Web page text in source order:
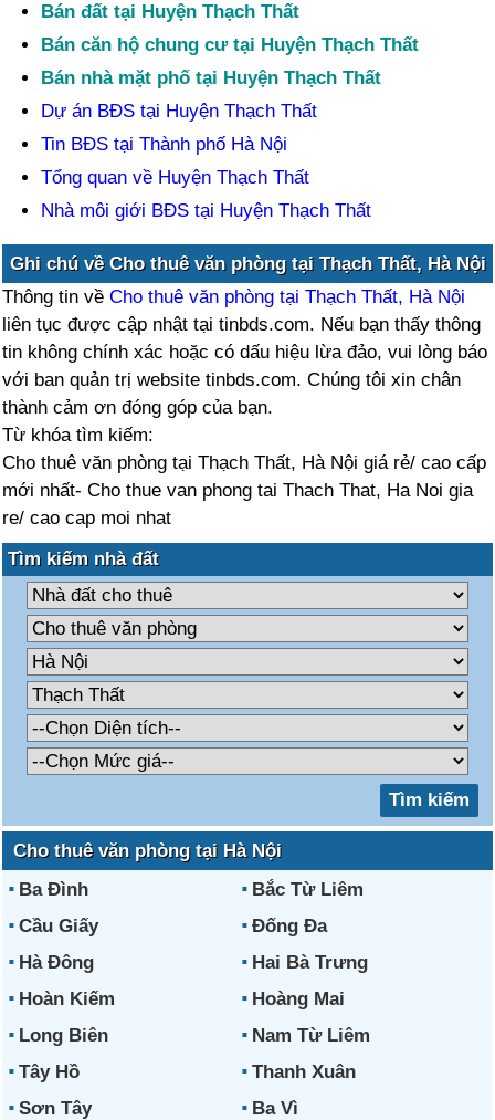
Bán đất tại Huyện Thạch Thất
Bán căn hộ chung cư tại Huyện Thạch Thất
Bán nhà mặt phố tại Huyện Thạch Thất
Dự án BĐS tại Huyện Thạch Thất
Tin BĐS tại Thành phố Hà Nội
Tổng quan về Huyện Thạch Thất
Nhà môi giới BĐS tại Huyện Thạch Thất
Ghi chú về Cho thuê văn phòng tại Thạch Thất, Hà Nội
Thông tin vềCho thuê văn phòng tại Thạch Thất, Hà Nội
liên tục được cập nhật tại tinbds.com. Nếu bạn thấy thông
tin không chính xác hoặc có dấu hiệu lừa đảo, vui lòng báo
với ban quản trị website tinbds.com. Chúng tôi xin chân
thành cảm ơn đóng góp của bạn.
Từ khóa tìm kiếm:
Cho thuê văn phòng tại Thạch Thất, Hà Nội giá rẻ/ cao cấp
mới nhất- Cho thue van phong tai Thach That, Ha Noi gia
re/ cao cap moi nhat
Tìm kiếm nhà đất
Cho thuê văn phòng tại Hà Nội
Ba Đình
Bắc Từ Liêm
Cầu Giấy
Đống Đa
Hà Đông
Hai Bà Trưng
Hoàn Kiếm
Hoàng Mai
Long Biên
Nam Từ Liêm
Tây Hồ
Thanh Xuân
Sơn Tây
Ba Vì